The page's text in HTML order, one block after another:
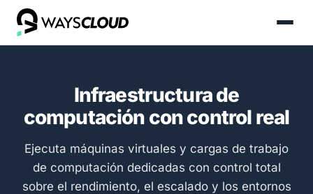
Infraestructura de
computación con control real
Ejecuta máquinas virtuales y cargas de trabajo
de computación dedicadas con control total
sobre el rendimiento, el escalado y los entornos